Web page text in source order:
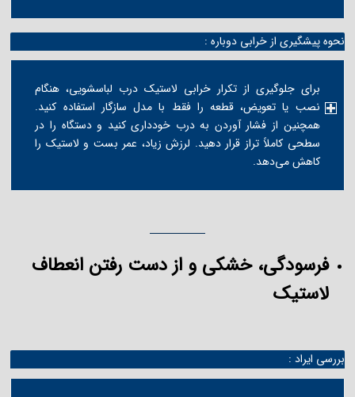
نحوه پیشگیری از خرابی دوباره :
برای جلوگیری از تکرار خرابی لاستیک درب لباسشویی، هنگام
نصب یا تعویض، قطعه را فقط با مدل سازگار استفاده کنید.
همچنین از فشار آوردن به درب خودداری کنید و دستگاه را در
سطحی کاملاً تراز قرار دهید. لرزش زیاد، عمر بست و لاستیک را
کاهش می‌دهد.
فرسودگی، خشکی و از دست رفتن انعطاف
لاستیک
بررسی ایراد :